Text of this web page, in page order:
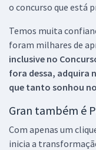
o concurso que está
Temos muita
foram milhares de
inclusive no
fora dessa, adquira
que tanto sonhou
Gran também é
Com apenas um
inicia a